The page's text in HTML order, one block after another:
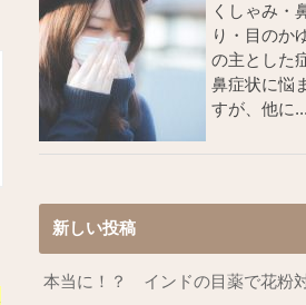
くしゃみ・
り・目のか
の主とした
鼻症状に悩
すが、他に...
新しい投稿
本当に！？ インドの目薬で花粉